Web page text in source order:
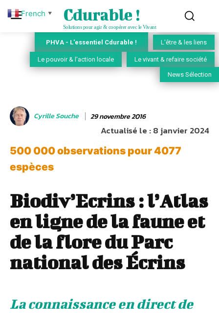
Cdurable !
Solutions pour agir & coopérer avec le Vivant
PHVA - L'essentiel Cdurable ! L'être & les liens
Le pouvoir & l'action locale Le vivant & refaire société
News Sélection
Cyrille Souche 29 novembre 2016
Actualisé le :8 janvier 2024
500 000 observations pour 4077
espèces
Biodiv’Ecrins : l’Atlas
en ligne de la faune et
de la flore du Parc
national des Écrins
La connaissance en direct de
French ▼